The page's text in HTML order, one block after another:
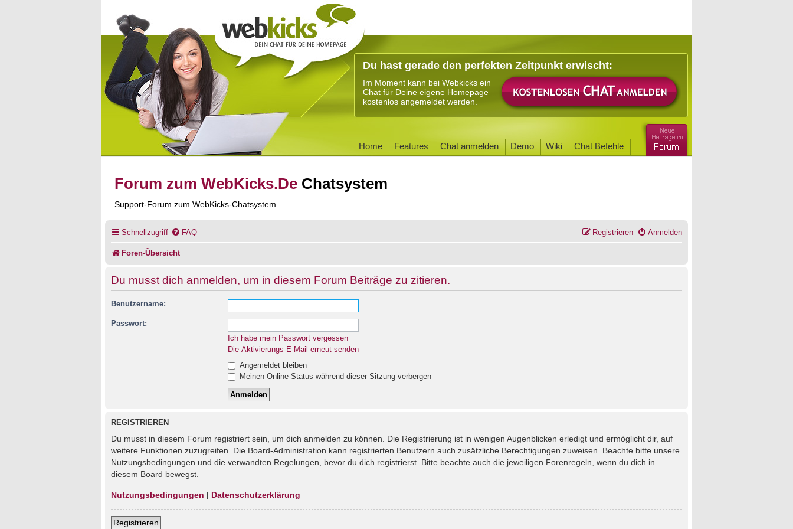
Du hast gerade den perfekten Zeitpunkt erwischt:
Im Moment kann bei Webkicks ein
Chat für Deine eigene Homepage
kostenlos angemeldet werden.
Home Features Chat anmelden Demo Wiki Chat Befehle
Forum zum WebKicks.De Chatsystem
Support-Forum zum WebKicks-Chatsystem
Schnellzugriff FAQ Anmelden
Registrieren
Foren-Übersicht
Du musst dich anmelden, um in diesem Forum Beiträge zu zitieren.
Benutzername:
Passwort:
Ich habe mein Passwort vergessen
Die Aktivierungs-E-Mail erneut senden
Angemeldet bleiben
Meinen Online-Status während dieser Sitzung verbergen
REGISTRIEREN
Du musst in diesem Forum registriert sein, um dich anmelden zu können. Die Registrierung ist in wenigen Augenblicken erledigt und ermöglicht dir, auf
weitere Funktionen zuzugreifen. Die Board-Administration kann registrierten Benutzern auch zusätzliche Berechtigungen zuweisen. Beachte bitte unsere
Nutzungsbedingungen und die verwandten Regelungen, bevor du dich registrierst. Bitte beachte auch die jeweiligen Forenregeln, wenn du dich in
diesem Board bewegst.
Nutzungsbedingungen | Datenschutzerklärung
Registrieren